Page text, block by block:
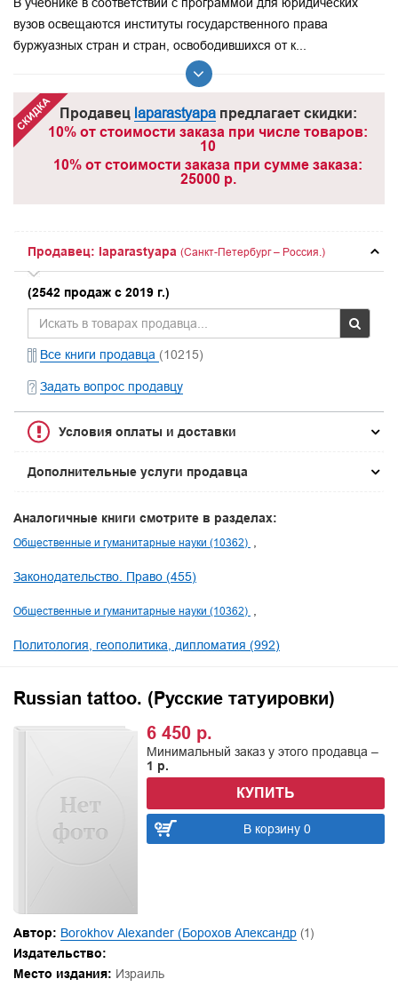
вузов освещаются институты государственного права
буржуазных стран и стран, освободившихся от к...
Продавец laparastyapaпредлагает скидки:
10% от стоимости заказа при числе товаров:
10
10% от стоимости заказа при сумме заказа:
25000 р.
Продавец: laparastyapa (Санкт-Петербург – Россия.)
(2542 продаж с 2019 г.)
Все книги продавца (10215)
Задать вопрос продавцу
Условия оплаты и доставки
Дополнительные услуги продавца
Аналогичные книги смотрите в разделах:
Общественные и гуманитарные науки (10362)
Законодательство. Право (455)
Общественные и гуманитарные науки (10362)
Политология, геополитика, дипломатия (992)
Russian tattoo. (Русские татуировки)
6 450 р.
Минимальный заказ у этого продавца –
1 р.
КУПИТЬ
В корзину 0
Автор: Borokhov Alexander (Борохов Александр (1)
Издательство:
Место издания: Израиль